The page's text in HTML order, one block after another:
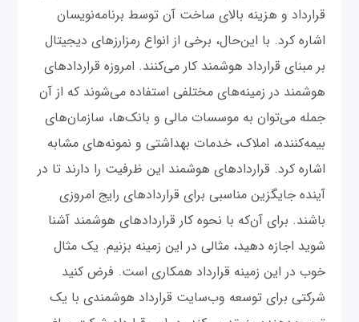
قرارداد و هزینه بالای ساخت آن توسط برنامه‌نویسان
اشاره کرد. با این‌حال، برخی از انواع رمزارزهای دیجیتال
بر مبنای قرارداد هوشمند کار می‌کنند. امروزه قرارداد‌های
هوشمند در زمینه‌های مختلفی استفاده می‌شوند که از آن
جمله می‌توان به موسسات مالی و بانک‌ها، سازمان‌های
بیمه‌کننده، املاک‌، خدمات بهداشتی و نمونه‌های مشابه
اشاره کرد. قراردادهای هوشمند این ظرفیت را دارند تا در
آینده جایگزین مناسبی برای قراردادهای رایج امروزی
باشند. برای آن‌که با نحوه کار قراردادهای هوشمند آشنا
شوید اجازه دهید، مثالی در این زمینه بزنیم. یک مثال
خوب در این زمینه قرارداد همکاری است. فرض کنید
شرکتی برای توسعه وب‌سایت قرارداد هوشمندی با یک